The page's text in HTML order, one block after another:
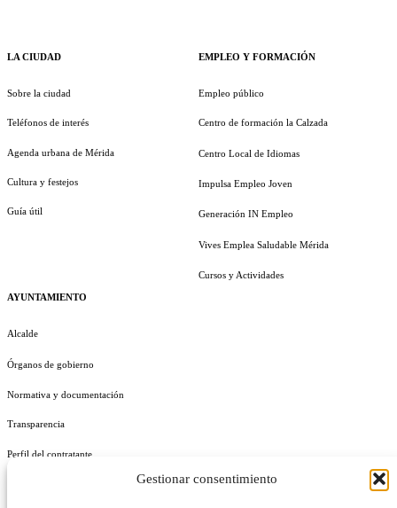
Gestionar consentimiento
LA CIUDAD
Sobre la ciudad
Teléfonos de interés
Agenda urbana de Mérida
Cultura y festejos
Guía útil
AYUNTAMIENTO
Alcalde
Órganos de gobierno
Normativa y documentación
Transparencia
Perfil del contratante
EMPLEO Y FORMACIÓN
Empleo público
Centro de formación la Calzada
Centro Local de Idiomas
Impulsa Empleo Joven
Generación IN Empleo
Vives Emplea Saludable Mérida
Cursos y Actividades